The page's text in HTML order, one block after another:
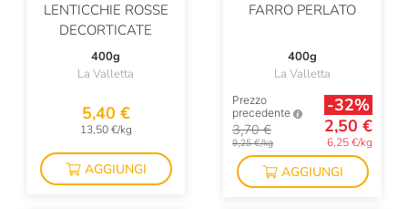
LENTICCHIE ROSSE
DECORTICATE
400g
La Valletta
5,40 €
13,50 €/kg
AGGIUNGI
FARRO PERLATO
400g
La Valletta
Prezzo
precedente
3,70 €
9,25 €/kg
-32%
2,50 €
6,25 €/kg
AGGIUNGI